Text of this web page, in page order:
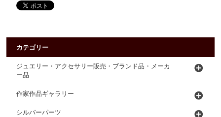
カテゴリー
ジュエリー・アクセサリー販売・ブランド品・メーカ
ー品
作家作品ギャラリー
シルバーパーツ